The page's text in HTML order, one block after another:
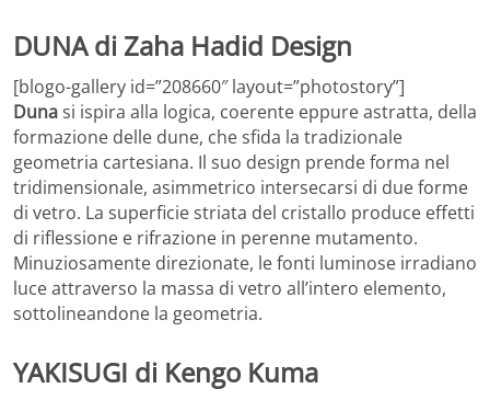
DUNA di Zaha Hadid Design
[blogo-gallery id=”208660″ layout=”photostory”]
Dunasi ispira alla logica, coerente eppure astratta, della
formazione delle dune, che sfida la tradizionale
geometria cartesiana. Il suo design prende forma nel
tridimensionale, asimmetrico intersecarsi di due forme
di vetro. La superficie striata del cristallo produce effetti
di riflessione e rifrazione in perenne mutamento.
Minuziosamente direzionate, le fonti luminose irradiano
luce attraverso la massa di vetro all’intero elemento,
sottolineandone la geometria.
YAKISUGI di Kengo Kuma